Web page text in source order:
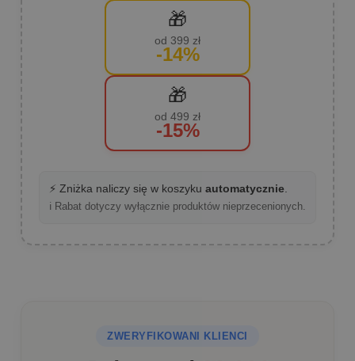
🎁
od 399 zł
-14%
🎁
od 499 zł
-15%
⚡ Zniżka naliczy się w koszyku automatycznie
ℹ️ Rabat dotyczy wyłącznie produktów nieprzecenionych.
ZWERYFIKOWANI KLIENCI